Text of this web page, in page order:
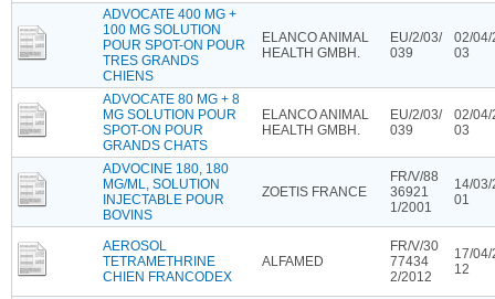
ADVOCATE 400 MG +
100 MG SOLUTION
POUR SPOT-ON POUR
TRES GRANDS
CHIENS
ELANCO ANIMAL
HEALTH GMBH.
EU/2/03/
039
02/04/
03
ADVOCATE 80 MG + 8
MG SOLUTION POUR
SPOT-ON POUR
GRANDS CHATS
ELANCO ANIMAL
HEALTH GMBH.
EU/2/03/
039
02/04/
03
ADVOCINE 180, 180
MG/ML, SOLUTION
INJECTABLE POUR
BOVINS
ZOETIS FRANCE
FR/V/88
36921
1/2001
14/03/
01
AEROSOL
TETRAMETHRINE
CHIEN FRANCODEX
ALFAMED
FR/V/30
77434
2/2012
17/04/
12